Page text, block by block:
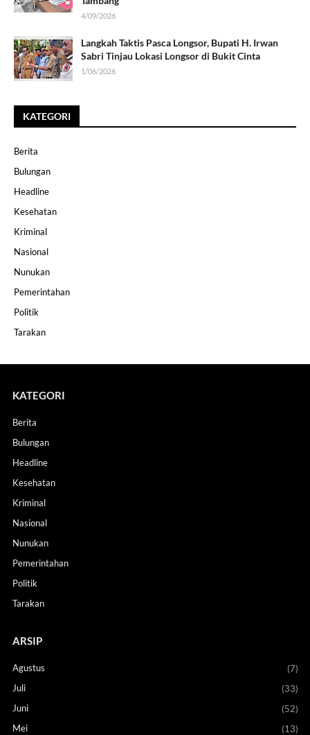
4/09/2026
Langkah Taktis Pasca Longsor, Bupati H. Irwan
Sabri Tinjau Lokasi Longsor di Bukit Cinta
1/06/2026
KATEGORI
Berita
Bulungan
Headline
Kesehatan
Kriminal
Nasional
Nunukan
Pemerintahan
Politik
Tarakan
KATEGORI
Berita
Bulungan
Headline
Kesehatan
Kriminal
Nasional
Nunukan
Pemerintahan
Politik
Tarakan
ARSIP
Agustus
(7)
Juli
(33)
Juni
(52)
Mei
(13)